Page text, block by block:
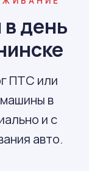
день
ПТС или
в
и с
авто.